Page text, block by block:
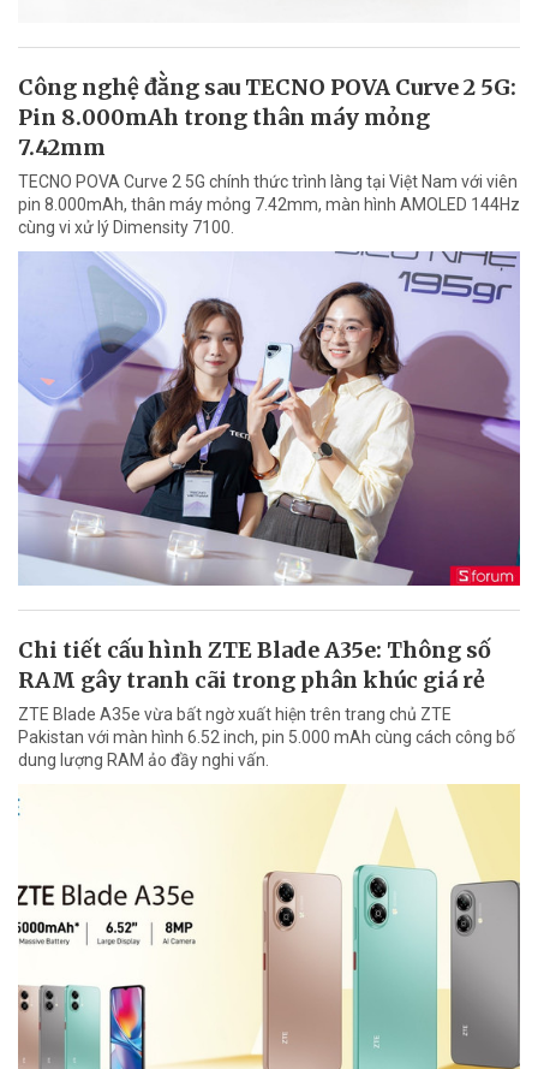
Công nghệ đằng sau TECNO POVA Curve 2 5G:
Pin 8.000mAh trong thân máy mỏng
7.42mm
TECNO POVA Curve 2 5G chính thức trình làng tại Việt Nam với viên
pin 8.000mAh, thân máy mỏng 7.42mm, màn hình AMOLED 144Hz
cùng vi xử lý Dimensity 7100.
Chi tiết cấu hình ZTE Blade A35e: Thông số
RAM gây tranh cãi trong phân khúc giá rẻ
ZTE Blade A35e vừa bất ngờ xuất hiện trên trang chủ ZTE
Pakistan với màn hình 6.52 inch, pin 5.000 mAh cùng cách công bố
dung lượng RAM ảo đầy nghi vấn.